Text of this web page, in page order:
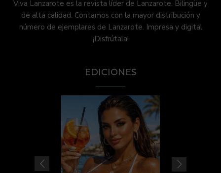
Viva Lanzarote es la revista líder de Lanzarote. Bilingüe y
de alta calidad. Contamos con la mayor distribución y
número de ejemplares de Lanzarote. Impresa y digital
¡Disfrútala!
EDICIONES